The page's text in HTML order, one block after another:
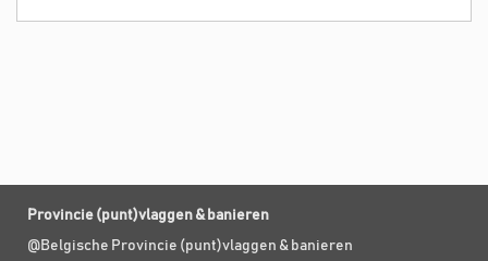
Provincie (punt)vlaggen & banieren
@Belgische Provincie (punt)vlaggen & banieren